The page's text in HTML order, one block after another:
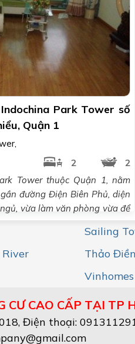
Park Tower số
Quận 1
,
2
2
Tower thuộc Quận 1, nằm
đường Điện Biên Phủ, diện
vừa làm văn phòng vừa để
Sailing
River
Thảo
CƯ CAO CẤP TẠI TP
, Điện thoại: